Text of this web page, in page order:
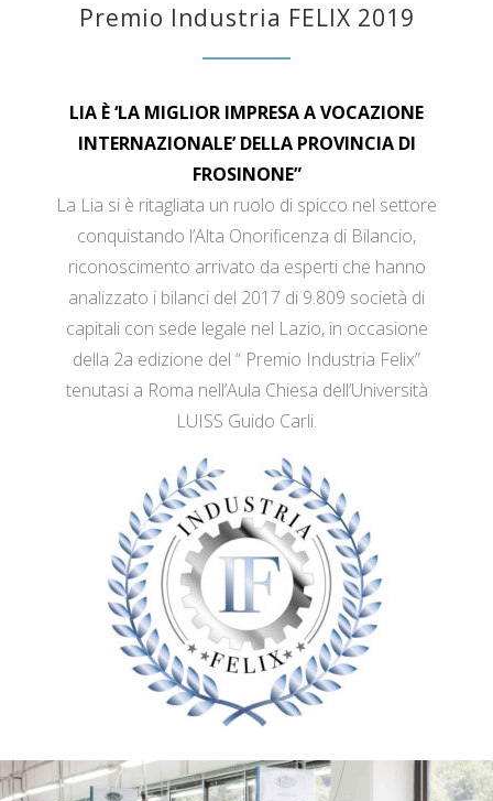
Premio Industria FELIX 2019
LIA È ‘LA MIGLIOR IMPRESA A VOCAZIONE
INTERNAZIONALE’ DELLA PROVINCIA DI
FROSINONE”
La Lia si è ritagliata un ruolo di spicco nel settore
conquistando l’Alta Onorificenza di Bilancio,
riconoscimento arrivato da esperti che hanno
analizzato i bilanci del 2017 di 9.809 società di
capitali con sede legale nel Lazio, in occasione
della 2a edizione del “ Premio Industria Felix”
tenutasi a Roma nell’Aula Chiesa dell’Università
LUISS Guido Carli.